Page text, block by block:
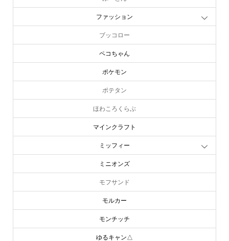
ぷーとん
ファッション
ブッコロー
ペコちゃん
ポケモン
ポテタン
ほわころくらぶ
マインクラフト
ミッフィー
ミニオンズ
モフサンド
モルカー
モンチッチ